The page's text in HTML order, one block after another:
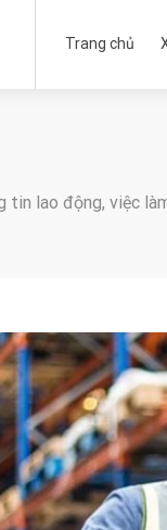
Trang chủ
tin lao động, việc